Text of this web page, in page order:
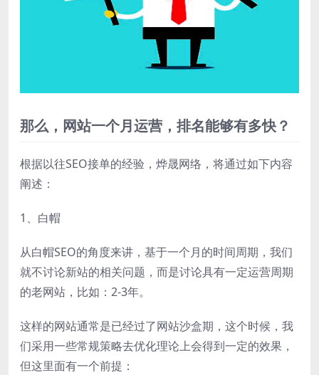
那么，网站一个月运营，排名能够有多快？
根据以往SEO接单的经验，烨晟网络，将通过如下内容
阐述：
1、白帽
从白帽SEO的角度来讲，基于一个月的时间周期，我们
就不讨论新站的相关问题，而是讨论具有一定运营周期
的老网站，比如：2-3年。
这样的网站通常是已经过了网站沙盒期，这个时候，我
们采用一些常规策略去优化理论上会得到一定的效果，
但这里面有一个前提：